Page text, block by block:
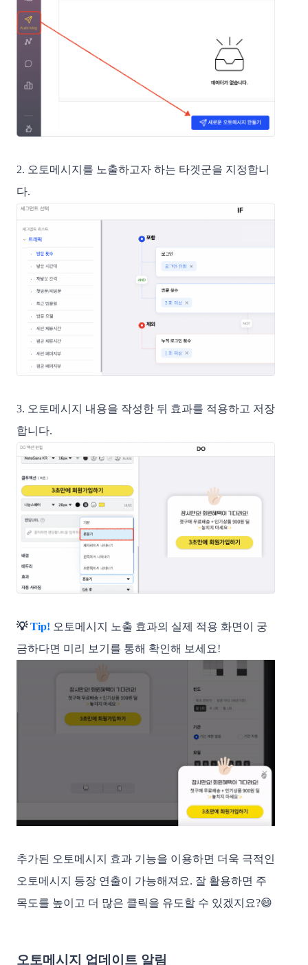
2. 오토메시지를 노출하고자 하는 타겟군을 지정합니
다.
3. 오토메시지 내용을 작성한 뒤 효과를 적용하고 저장
합니다.
💡 Tip! 오토메시지 노출 효과의 실제 적용 화면이 궁
금하다면 미리 보기를 통해 확인해 보세요!
추가된 오토메시지 효과 기능을 이용하면 더욱 극적인
오토메시지 등장 연출이 가능해져요. 잘 활용하면 주
목도를 높이고 더 많은 클릭을 유도할 수 있겠지요?😄
오토메시지 업데이트 알림